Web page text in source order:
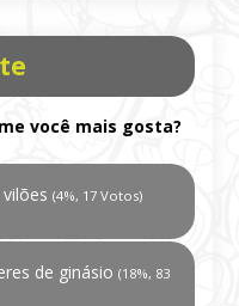
você mais gosta?
(4%, 17 Votos)
de ginásio (18%, 83